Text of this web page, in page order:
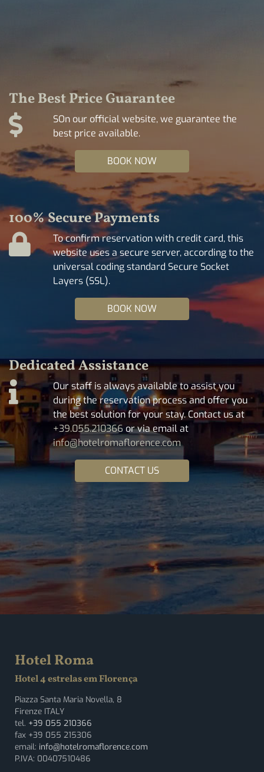
The Best Price Guarantee
SOn our official website, we guarantee the
best price available.
BOOK NOW
100% Secure Payments
To confirm reservation with credit card, this
website uses a secure server, according to the
universal coding standard Secure Socket
Layers (SSL).
BOOK NOW
Dedicated Assistance
Our staff is always available to assist you
during the reservation process and offer you
the best solution for your stay. Contact us at
+39.055.210366 or via email at
info@hotelromaflorence.com
CONTACT US
Hotel Roma
Hotel 4 estrelas em Florença
Piazza Santa Maria Novella, 8
Firenze ITALY
tel. +39 055 210366
fax +39 055 215306
email: info@hotelromaflorence.com
P.IVA: 00407510486